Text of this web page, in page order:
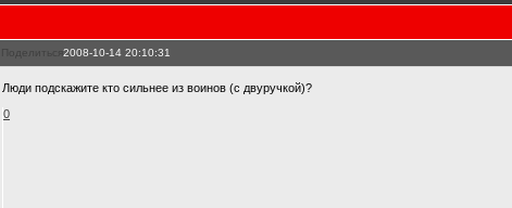
Поделиться2008-10-14 20:10:31
Люди подскажите кто сильнее из воинов (с двуручкой)?
0